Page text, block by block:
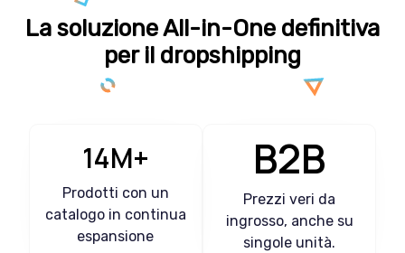
La soluzione All-in-One definitiva
per il dropshipping
14M+
Prodotti con un
catalogo in continua
espansione
B2B
Prezzi veri da
ingrosso, anche su
singole unità.